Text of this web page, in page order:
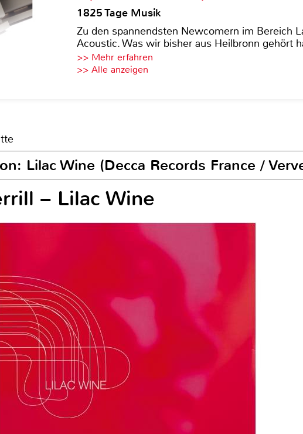
1825 Tage Musik
Zu den spannendsten Newcomern im Bereich
Acoustic. Was wir bisher aus Heilbronn gehört
>> Mehr erfahren
>> Alle anzeigen
Lilac Wine (Decca Records France /
– Lilac Wine